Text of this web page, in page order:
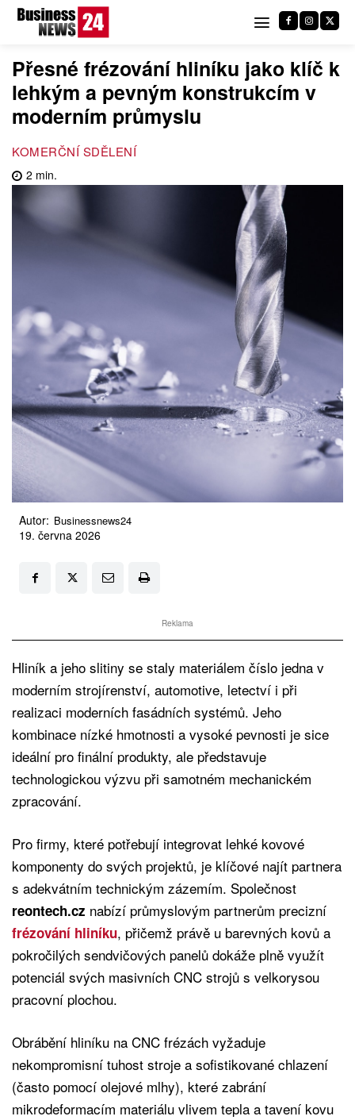
Přesné frézování hliníku jako klíč k
lehkým a pevným konstrukcím v
moderním průmyslu
KOMERČNÍ SDĚLENÍ
2 min.
Autor: Businessnews24
19. června 2026
Reklama
Hliník a jeho slitiny se staly materiálem číslo jedna v
moderním strojírenství, automotive, letectví i při
realizaci moderních fasádních systémů. Jeho
kombinace nízké hmotnosti a vysoké pevnosti je sice
ideální pro finální produkty, ale představuje
technologickou výzvu při samotném mechanickém
zpracování.
Pro firmy, které potřebují integrovat lehké kovové
komponenty do svých projektů, je klíčové najít partnera
s adekvátním technickým zázemím. Společnost
reontech.cz nabízí průmyslovým partnerům precizní
frézování hliníku, přičemž právě u barevných kovů a
pokročilých sendvičových panelů dokáže plně využít
potenciál svých masivních CNC strojů s velkorysou
pracovní plochou.
Obrábění hliníku na CNC frézách vyžaduje
nekompromisní tuhost stroje a sofistikované chlazení
(často pomocí olejové mlhy), které zabrání
mikrodeformacím materiálu vlivem tepla a tavení kovu